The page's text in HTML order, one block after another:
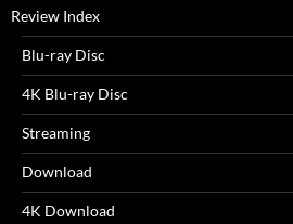
Review Index
Blu-ray Disc
4K Blu-ray Disc
Streaming
Download
4K Download